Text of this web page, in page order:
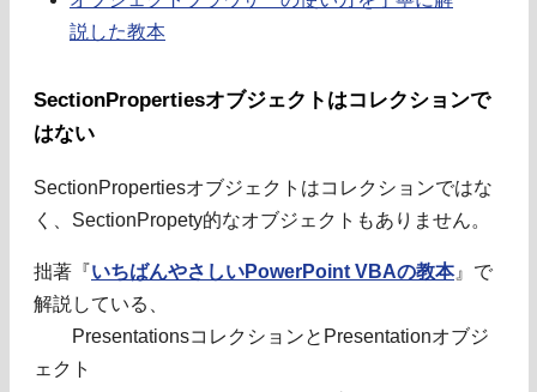
説した教本
SectionPropertiesオブジェクトはコレクションで
はない
SectionPropertiesオブジェクトはコレクションではな
く、SectionPropety的なオブジェクトもありません。
拙著『いちばんやさしいPowerPoint VBAの教本』で
解説している、
PresentationsコレクションとPresentationオブジ
ェクト